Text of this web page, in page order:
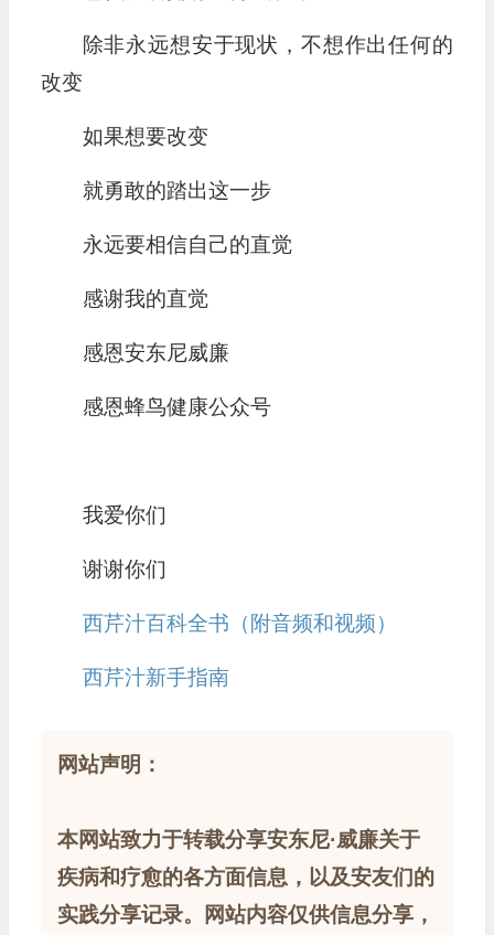
除非永远想安于现状，不想作出任何的
改变
如果想要改变
就勇敢的踏出这一步
永远要相信自己的直觉
感谢我的直觉
感恩安东尼威廉
感恩蜂鸟健康公众号
我爱你们
谢谢你们
西芹汁百科全书（附音频和视频）
西芹汁新手指南
网站声明：
本网站致力于转载分享安东尼·威廉关于
疾病和疗愈的各方面信息，以及安友们的
实践分享记录。网站内容仅供信息分享，